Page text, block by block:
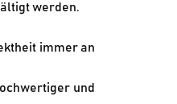
werden.
immer an
und